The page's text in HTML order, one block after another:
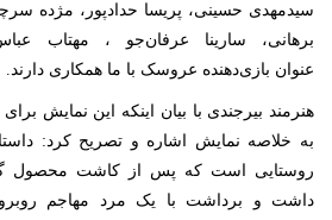
سیدمهدی حسینی، پریسا حدادپور، مژده
برهانی، سارینا عرفان‌جو ، مهتاب
عنوان بازی‌دهنده عروسک با ما همکاری دارند.
هنرمند بیرجندی با بیان اینکه این نمایش
به خلاصه نمایش اشاره و تصریح کرد:
روستایی است که پس از کاشت محصول
داشت و برداشت با یک مرد مهاجم